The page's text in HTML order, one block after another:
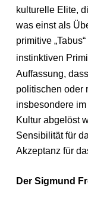
kulturelle Elite,
was einst als
primitive
instinktiven
Auffassung,
politischen oder
insbesondere
Kultur abgelöst
Sensibilität für
Akzeptanz für
Der Sigmund